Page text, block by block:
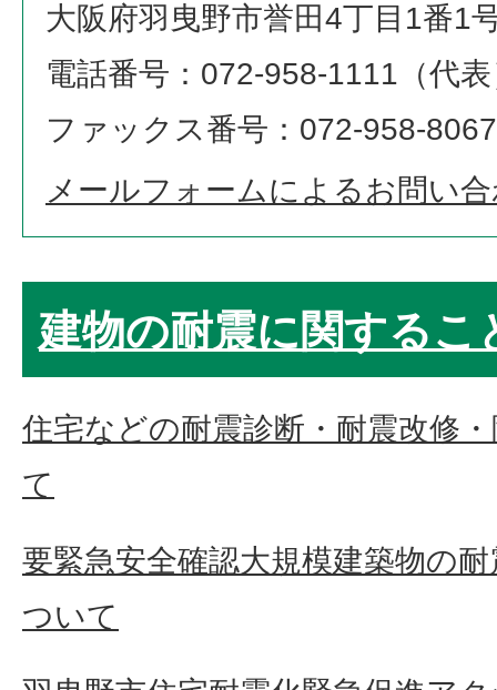
大阪府羽曳野市誉田4丁目1番1
電話番号：072-958-1111（代
ファックス番号：072-958-8067
メールフォームによるお問い
建物の耐震に関するこ
住宅などの耐震診断・耐震改修
て
要緊急安全確認大規模建築物の
ついて